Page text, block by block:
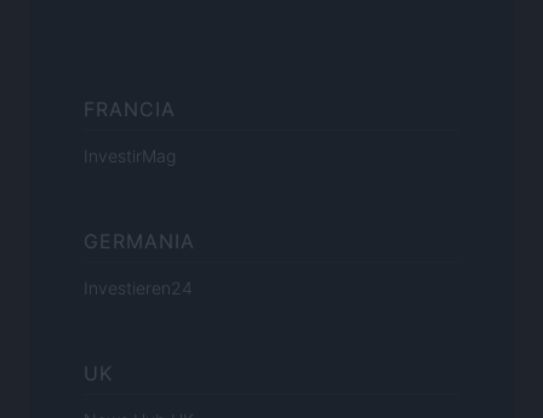
FRANCIA
InvestirMag
GERMANIA
Investieren24
UK